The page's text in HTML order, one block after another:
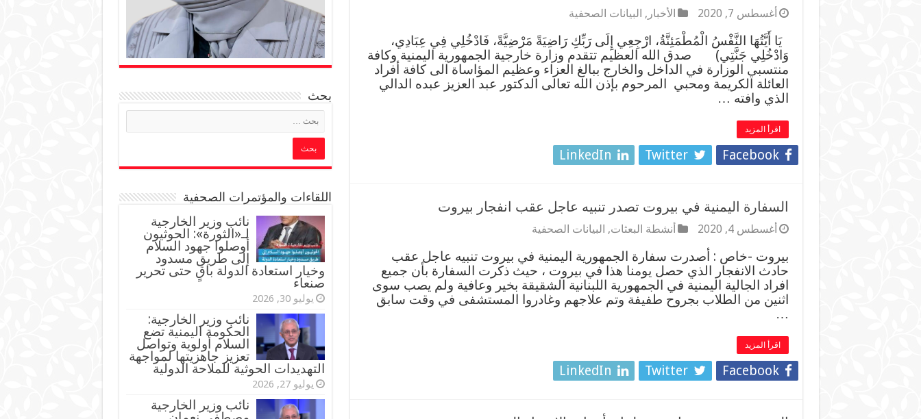
أغسطس 7, 2020 الأخبار , البيانات الصحفية
يَا أَيَّتُهَا النَّفْسُ الْمُطْمَئِنَّةُ، ارْجِعِي إِلَى رَبِّكِ رَاضِيَةً مَرْضِيَّةً، فَادْخُلِي فِي عِبَادِي،
وَادْخُلِي جَنَّتِي) صدق الله العظيم تتقدم وزارة خارجية الجمهورية اليمنية وكافة
منتسبي الوزارة في الداخل والخارج ببالغ العزاء وعظيم المؤاساة الى كافة أفراد
العائلة الكريمة ومحبي المرحوم بإذن الله تعالى الدكتور عبد العزيز عبده الدالي
الذي وافته …
اقرأ المزيد
Facebook
Twitter
LinkedIn
السفارة اليمنية في بيروت تصدر تنبيه عاجل عقب انفجار بيروت
أغسطس 4, 2020 أنشطة البعثات, البيانات الصحفية
بيروت -خاص : أصدرت سفارة الجمهورية اليمنية في بيروت تنبيه عاجل عقب
حادث الانفجار الذي حصل يومنا هذا في بيروت ، حيث ذكرت السفارة بأن جميع
افراد الجالية اليمنية في الجمهورية اللبنانية الشقيقة بخير وعافية ولم يصب سوى
اثنين من الطلاب بجروح طفيفة وتم علاجهم وغادروا المستشفى في وقت سابق
…
اقرأ المزيد
Facebook
Twitter
LinkedIn
بحث
اللقاءات والمؤتمرات الصحفية
‏نائب وزير الخارجية
لـ«الثورة»: الحوثيون
أوصلوا جهود السلام
إلى طريق مسدود
وخيار استعادة الدولة باقٍ حتى تحرير
صنعاء
يوليو 30, 2026
نائب وزير الخارجية:
الحكومة اليمنية تضع
السلام أولوية وتواصل
تعزيز جاهزيتها لمواجهة
التهديدات الحوثية للملاحة الدولية
يوليو 27, 2026
نائب وزير الخارجية